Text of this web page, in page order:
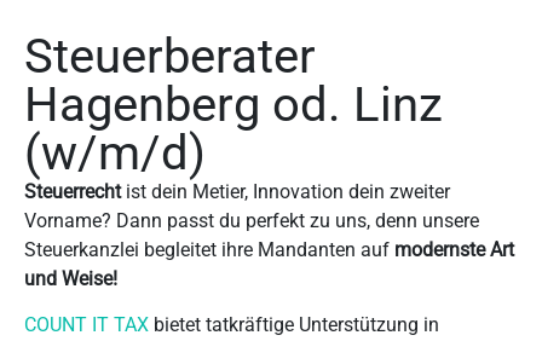
Steuerberater
Hagenberg od. Linz
(w/m/d)
Steuerrecht ist dein Metier, Innovation dein zweiter
Vorname? Dann passt du perfekt zu uns, denn unsere
Steuerkanzlei begleitet ihre Mandanten auf modernste Art
und Weise!
COUNT IT TAX bietet tatkräftige Unterstützung in